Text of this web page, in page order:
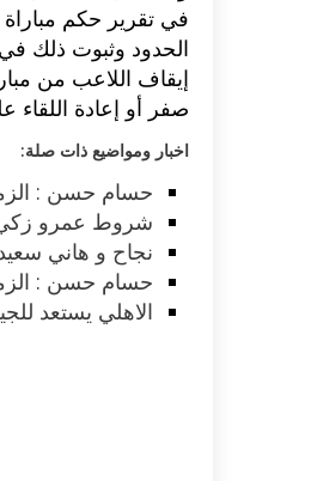
في تقرير حكم
الحدود وثبوت ذلك في
صفر أو إعادة
اخبار ومواضيع ذات صلة:
حسام حسن :
شروط عمرو
نجاح و هاني
حسام حسن :
الاهلي يستعد